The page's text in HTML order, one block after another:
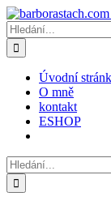
Přeskočit
na
obsah
Hledat:
Úvodní
O mně
kontakt
ESHOP
Hledat: